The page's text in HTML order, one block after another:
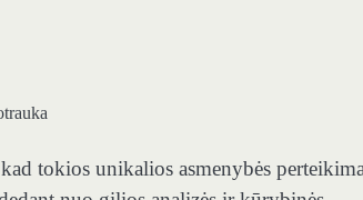
tokios unikalios asmenybės